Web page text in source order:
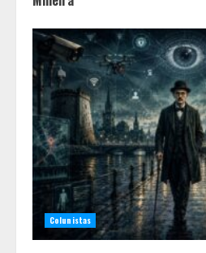
Colunistas